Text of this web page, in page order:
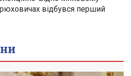
відбувся перший